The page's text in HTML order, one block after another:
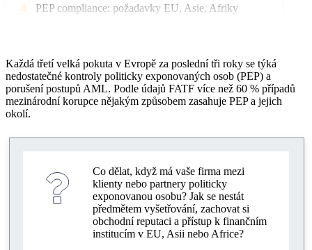
PEP compliance: požadavky EU, Asie, Afriky
Odpovědnost za porušení AML při práci s PEP
Jak prověřit klienta na PEP a KYC?
Rizika a kontrola při práci s PEP
AML audit a implementace pro firmy
Jak minimalizovat rizika a vyhnout se porušením
Každá třetí velká pokuta v Evropě za poslední tři roky se týká
nedostatečné kontroly politicky exponovaných osob (PEP) a
porušení postupů AML. Podle údajů FATF více než 60 % případů
mezinárodní korupce nějakým způsobem zasahuje PEP a jejich
okolí.
Co dělat, když má vaše firma mezi
klienty nebo partnery politicky
exponovanou osobu? Jak se nestát
předmětem vyšetřování, zachovat si
obchodní reputaci a přístup k finančním
institucím v EU, Asii nebo Africe?